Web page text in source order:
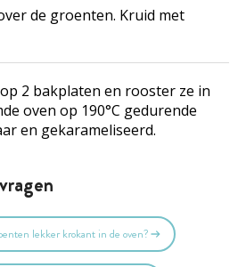
de groenten. Kruid met
2 bakplaten en rooster ze in
oven op 190°C gedurende
en gekarameliseerd.
lekker krokant in de oven?